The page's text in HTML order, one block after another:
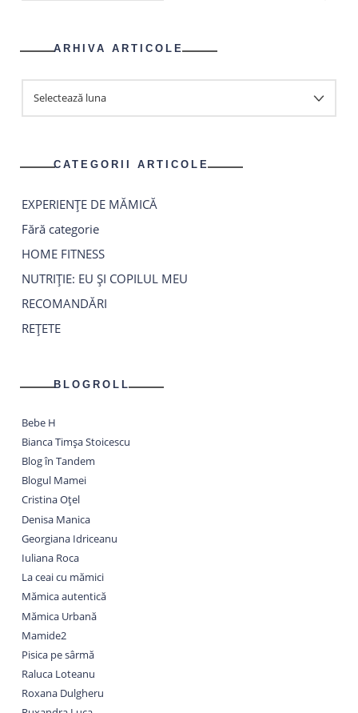
DUPĂ:
ARHIVA ARTICOLE
ARTICOLE
CATEGORII ARTICOLE
EXPERIENȚE DE MĂMICĂ
Fără categorie
HOME FITNESS
NUTRIȚIE: EU ȘI COPILUL MEU
RECOMANDĂRI
REȚETE
BLOGROLL
Bebe H
Bianca Timșa Stoicescu
Blog în Tandem
Blogul Mamei
Cristina Oțel
Denisa Manica
Georgiana Idriceanu
Iuliana Roca
La ceai cu mămici
Mămica autentică
Mămica Urbană
Mamide2
Pisica pe sârmă
Raluca Loteanu
Roxana Dulgheru